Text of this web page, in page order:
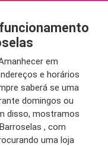
em
e horários
saberá se uma
domingos ou
disso, mostramos
, com
uma loja